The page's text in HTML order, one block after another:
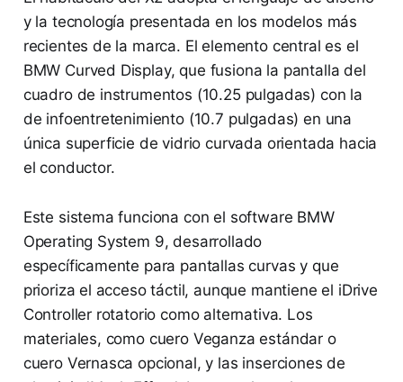
y la tecnología presentada en los modelos más
recientes de la marca. El elemento central es el
BMW Curved Display, que fusiona la pantalla del
cuadro de instrumentos (10.25 pulgadas) con la
de infoentretenimiento (10.7 pulgadas) en una
única superficie de vidrio curvada orientada hacia
el conductor.
Este sistema funciona con el software BMW
Operating System 9, desarrollado
específicamente para pantallas curvas y que
prioriza el acceso táctil, aunque mantiene el iDrive
Controller rotatorio como alternativa. Los
materiales, como cuero Veganza estándar o
cuero Vernasca opcional, y las inserciones de